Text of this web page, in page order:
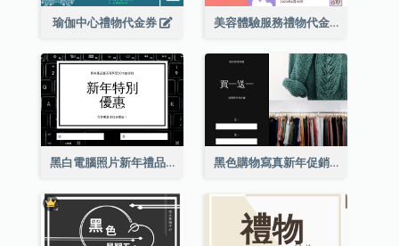
瑜伽中心禮物代金券 美容體驗服務禮物代金券
黑白電腦照片新年禮品卡 黑色購物寫真新年促銷禮品卡